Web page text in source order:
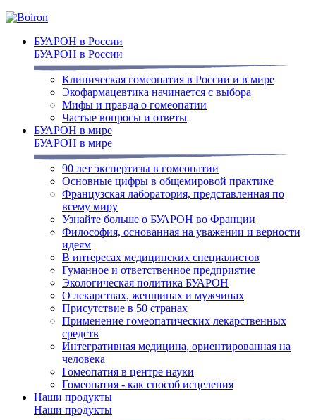
БУАРОН в России
БУАРОН в России
Клиническая гомеопатия в России и в мире
Экофармацевтика начинается с выбора
Мифы и правда о гомеопатии
Частые вопросы и ответы
БУАРОН в мире
БУАРОН в мире
90 лет экспертизы в гомеопатии
Основные цифры в общемировой практике
Французская лаборатория, представленная по
всему миру
Узнайте больше о БУАРОН во Франции
Философия, основанная на уважении и верности
идеям
В интересах медицинских специалистов
Гуманное и ответственное предприятие
Экологическая политика БУАРОН
О лекарствах, женщинах и мужчинах
Присутствие в 50 странах
Применение гомеопатических лекарственных
средств
Интегративная медицина, ориентированная на
человека
Гомеопатия в центре науки
Гомеопатия - как способ исцеления
Наши продукты
Наши продукты